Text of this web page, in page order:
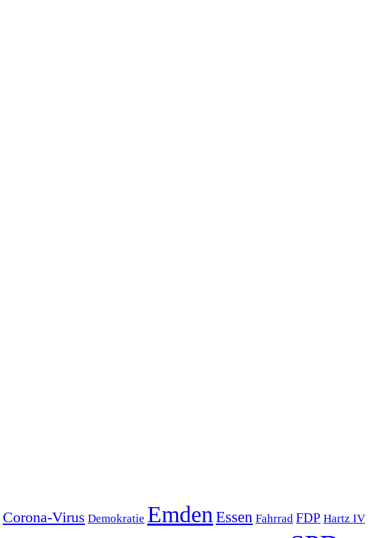
Corona-Virus Demokratie Emden Essen Fahrrad FDP Hartz IV